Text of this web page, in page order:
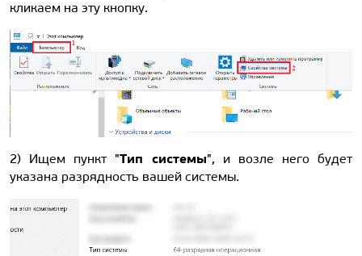
кликаем на эту кнопку.
2) Ищем пункт "Тип системы", и возле него будет
указана разрядность вашей системы.